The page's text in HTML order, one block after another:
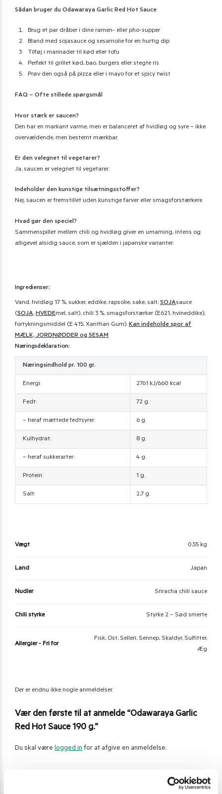
Sådan bruger du Odawaraya Garlic Red Hot Sauce
Brug et par dråber i dine ramen- eller pho-supper
Bland med sojasauce og sesamolie for en hurtig dip
Tilføj i marinader til kød eller tofu
Perfekt til grillet kød, bao, burgers eller stegte ris
Prøv den også på pizza eller i mayo for et spicy twist
FAQ – Ofte stillede spørgsmål
Hvor stærk er saucen?
Den har en markant varme, men er balanceret af hvidløg og syre – ikke
overvældende, men bestemt mærkbar.
Er den velegnet til vegetarer?
Ja, saucen er velegnet til vegetarer.
Indeholder den kunstige tilsætningsstoffer?
Nej, saucen er fremstillet uden kunstige farver eller smagsforstærkere.
Hvad gør den speciel?
Sammenspillet mellem chili og hvidløg giver en umamirig, intens og
alligevel alsidig sauce, som er sjælden i japanske varianter.
Ingredienser:
Vand, hvidløg 17 %, sukker, eddike, rapsolie, sake, salt, SOJAsauce
(SOJA, HVEDEmel, salt), chili 3 %, smagsforstærker (E621, hvineddike),
fortykningsmiddel (E 415, Xanthan Gum). Kan indeholde spor af
MÆLK, JORDNØDDER og SESAM
Næringsdeklaration:
Næringsindhold pr. 100 gr.
Energi: 2761 kJ/660 kcal
Fedt: 72 g.
– heraf mættede fedtsyrer: 6 g.
Kulhydrat: 8 g.
– heraf sukkerarter: 4 g.
Protein: 1 g.
Salt: 2,7 g.
Vægt 0,55 kg
Land Japan
Nudler Sriracha chili sauce
Chili styrke Styrke 2 – Sød smerte
Allergier - Fri for
Fisk, Ost, Selleri, Sennep, Skaldyr, Sulfitter,
Æg
Der er endnu ikke nogle anmeldelser.
Vær den første til at anmelde “Odawaraya Garlic
Red Hot Sauce 190 g.”
Du skal være logged in for at afgive en anmeldelse.